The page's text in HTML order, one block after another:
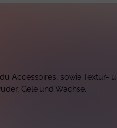
Accessoires, sowie
Gele und Wachse.